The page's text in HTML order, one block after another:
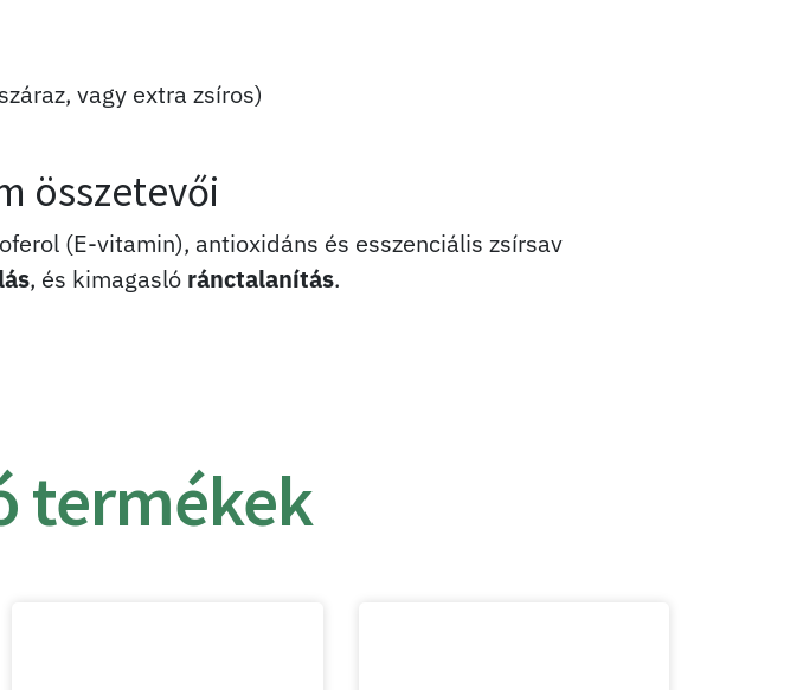
vagy extra zsíros)
összetevői
(E-vitamin), antioxidáns és esszenciális zsírsav
, és kimagasló ránctalanítás.
termékek